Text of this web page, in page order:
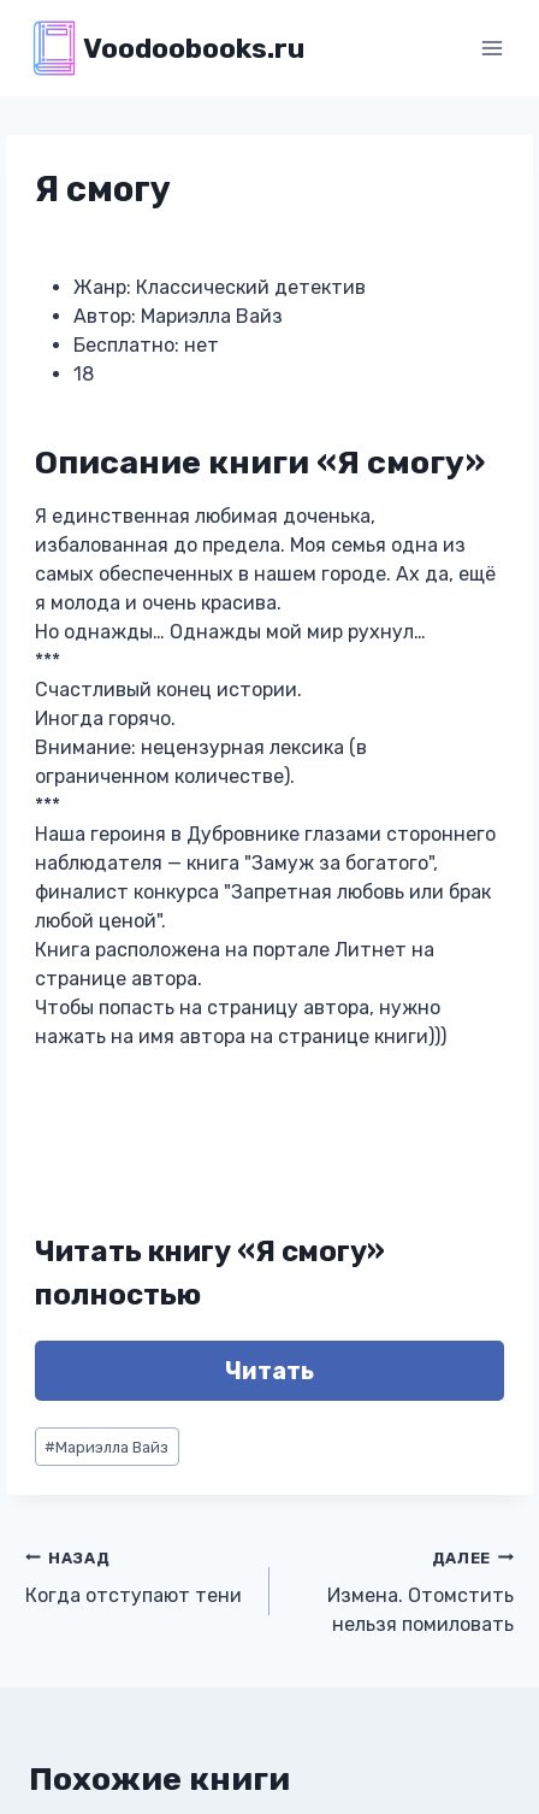
содержимому
Voodoobooks.ru
Я смогу
Жанр: Классический детектив
Автор: Мариэлла Вайз
Бесплатно: нет
18
Описание книги «Я смогу»
Я единственная любимая доченька,
избалованная до предела. Моя семья одна из
самых обеспеченных в нашем городе. Ах да, ещё
я молода и очень красива.
Но однажды… Однажды мой мир рухнул…
***
Счастливый конец истории.
Иногда горячо.
Внимание: нецензурная лексика (в
ограниченном количестве).
***
Наша героиня в Дубровнике глазами стороннего
наблюдателя — книга "Замуж за богатого",
финалист конкурса "Запретная любовь или брак
любой ценой".
Книга расположена на портале Литнет на
странице автора.
Чтобы попасть на страницу автора, нужно
нажать на имя автора на странице книги)))
Читать книгу «Я смогу»
полностью
Читать
Метки
записи:
#Мариэлла Вайз
Навигация
по
НАЗАД
Когда отступают тени
ДАЛЕЕ
Измена. Отомстить
нельзя помиловать
Похожие книги